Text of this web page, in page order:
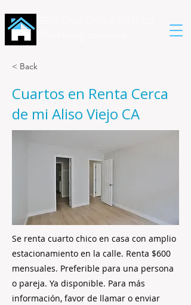
< Back
Cuartos en Renta Cerca
de mi Aliso Viejo CA
Se renta cuarto chico en casa con amplio
estacionamiento en la calle. Renta $600
mensuales. Preferible para una persona
o pareja. Ya disponible. Para más
información, favor de llamar o enviar